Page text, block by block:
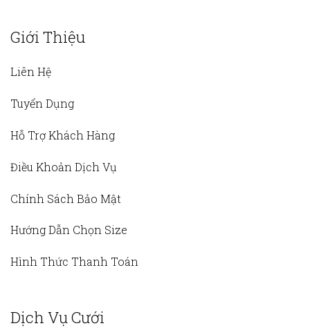
Giới Thiệu
Liên Hệ
Tuyển Dụng
Hỗ Trợ Khách Hàng
Điều Khoản Dịch Vụ
Chính Sách Bảo Mật
Hướng Dẫn Chọn Size
Hình Thức Thanh Toán
Dịch Vụ Cưới